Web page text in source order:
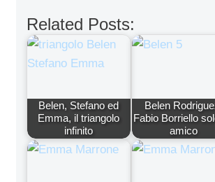
Related Posts:
Belen, Stefano ed
Emma, il triangolo
infinito
Belen
Fabio Borriello
amico